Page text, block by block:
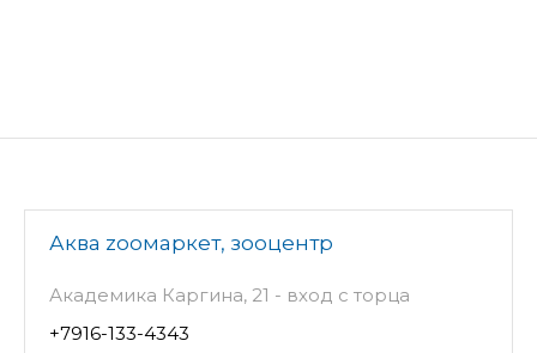
Аква zooмаркет, зооцентр
Академика Каргина, 21 - вход с торца
+7916-133-4343